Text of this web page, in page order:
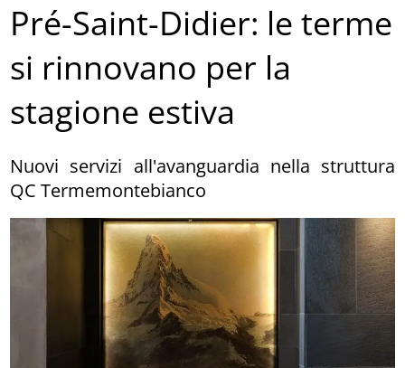
Pré-Saint-Didier: le terme
si rinnovano per la
stagione estiva
Nuovi servizi all'avanguardia nella struttura
QC Termemontebianco